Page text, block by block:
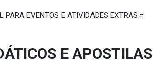
PARA EVENTOS E ATIVIDADES EXTRAS =
E APOSTILAS